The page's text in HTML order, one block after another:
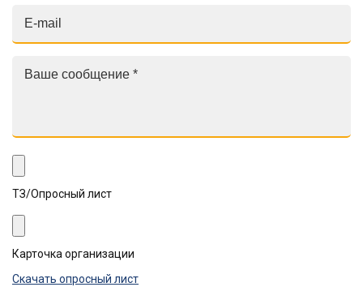
ТЗ/Опросный лист
Карточка организации
Скачать опросный лист